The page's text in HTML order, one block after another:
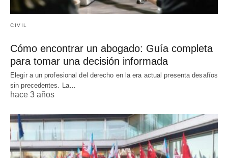
CIVIL
Cómo encontrar un abogado: Guía completa
para tomar una decisión informada
Elegir a un profesional del derecho en la era actual presenta desafíos
sin precedentes. La…
hace 3 años